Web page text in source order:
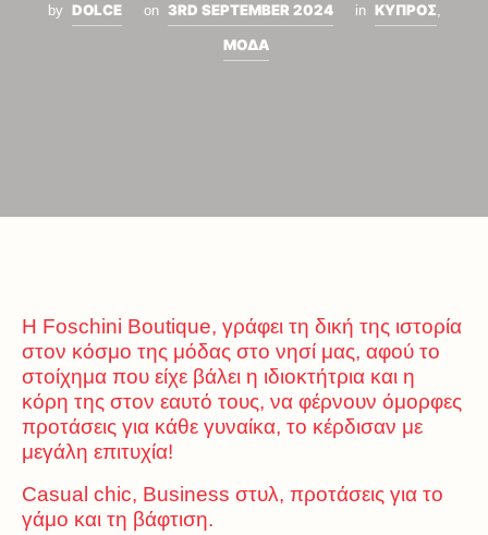
by DOLCE on 3RD SEPTEMBER 2024 in ΚΥΠΡΟΣ,
ΜΟΔΑ
Η Foschini Boutique, γράφει τη δική της ιστορία
στον κόσμο της μόδας στο νησί μας, αφού το
στοίχημα που είχε βάλει η ιδιοκτήτρια και η
κόρη της στον εαυτό τους, να φέρνουν όμορφες
προτάσεις για κάθε γυναίκα, το κέρδισαν με
μεγάλη επιτυχία!
Casual chic, Business στυλ, προτάσεις για το
γάμο και τη βάφτιση.